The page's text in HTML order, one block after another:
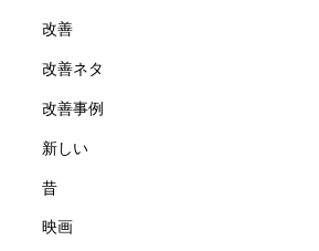
改善
改善ネタ
改善事例
新しい
昔
映画